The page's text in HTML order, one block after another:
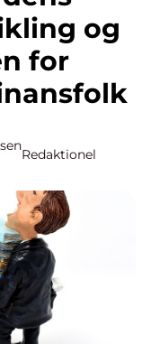
og
for
Redaktionel